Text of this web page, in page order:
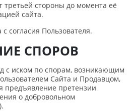
третьей стороны до момента её
сайта.
согласия Пользователя.
СПОРОВ
с иском по спорам, возникающим
Сайта и Продавцом,
предъявление претензии
о добровольном